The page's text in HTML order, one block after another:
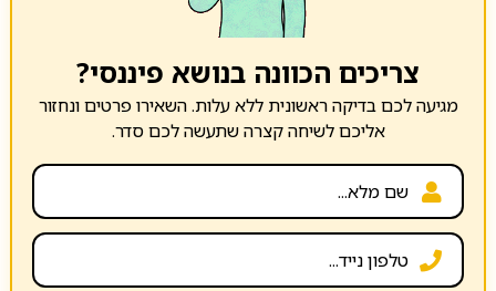
צריכים הכוונה בנושא פיננסי?
מגיעה לכם בדיקה ראשונית ללא עלות. השאירו פרטים ונחזור
אליכם לשיחה קצרה שתעשה לכם סדר.